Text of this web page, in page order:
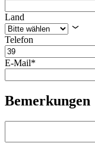
Land
Telefon
E-Mail*
Bemerkungen